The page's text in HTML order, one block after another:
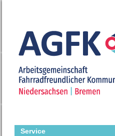
Service